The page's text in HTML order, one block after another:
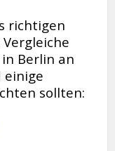
richtigen
Berlin an
einige
sollten: